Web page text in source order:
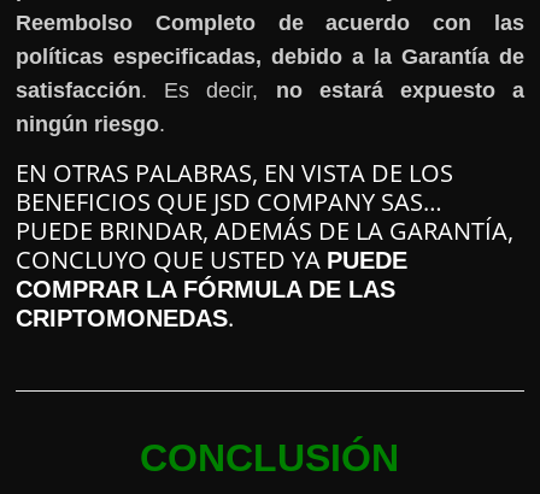
Reembolso Completo de acuerdo con las
políticas especificadas, debido a la Garantía de
satisfacción. Es decir, no estará expuesto a
ningún riesgo.
EN OTRAS PALABRAS, EN VISTA DE LOS
BENEFICIOS QUE JSD COMPANY SAS…
PUEDE BRINDAR, ADEMÁS DE LA GARANTÍA,
CONCLUYO QUE USTED YA PUEDE
COMPRAR LA FÓRMULA DE LAS
CRIPTOMONEDAS.
CONCLUSIÓN